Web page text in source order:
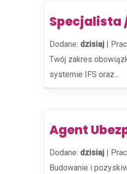
Specjalista
Dodane: dzisiaj |
Twój zakres
systemie IFS oraz...
Agent
Dodane: dzisiaj |
Budowanie i